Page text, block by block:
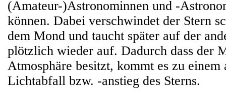
(Amateur-)Astronominnen und -
können. Dabei verschwindet der Stern
dem Mond und taucht später auf der
plötzlich wieder auf. Dadurch dass der
Atmosphäre besitzt, kommt es zu einem
Lichtabfall bzw. -anstieg des Sterns.